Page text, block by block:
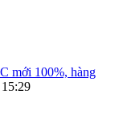
mới 100%, hàng